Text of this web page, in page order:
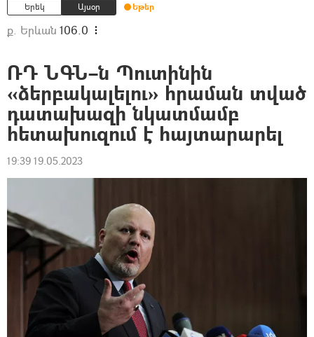
Երեկ Այսօր Եթեր
ք. Երևան 106.0
ՌԴ ՆԳՆ–ն Պուտինին
«ձերբակալելու» հրաման տված
դատախազի նկատմամբ
հետախուզում է հայտարարել
19:39 19.05.2023